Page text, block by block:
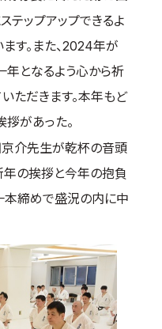
テップアップできるよ
す。また、2024年が
年となるよう心から祈
ただきます。本年もど
拶があった。
介先生が乾杯の音頭
年の挨拶と今年の抱負
本締めで盛況の内に中